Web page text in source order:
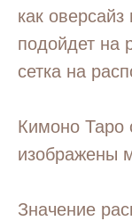
как
подойдет на
сетка на
Кимоно Таро
изображены
Значение